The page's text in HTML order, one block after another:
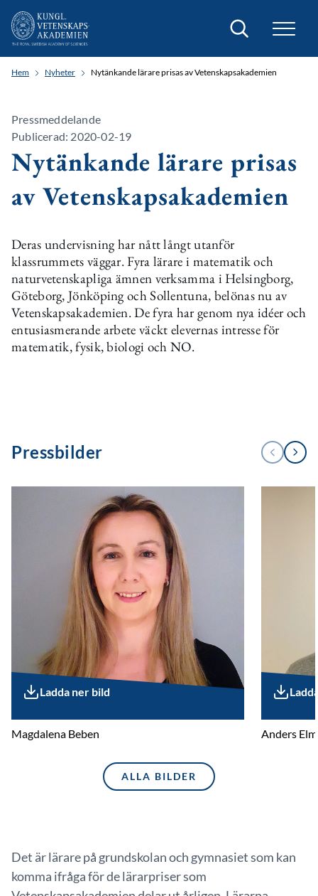
Sök
Hem Nyheter Nytänkande lärare prisas av Vetenskapsakademien
Pressmeddelande
Publicerad: 2020-02-19
Nytänkande lärare prisas
av Vetenskapsakademien
Deras undervisning har nått långt utanför
klassrummets väggar. Fyra lärare i matematik och
naturvetenskapliga ämnen verksamma i Helsingborg,
Göteborg, Jönköping och Sollentuna, belönas nu av
Vetenskapsakademien. De fyra har genom nya idéer och
entusiasmerande arbete väckt elevernas intresse för
matematik, fysik, biologi och NO.
Pressbilder Previous Next
Ladda ner bild
Magdalena Beben Anders Elm
ALLA BILDER
Det är lärare på grundskolan och gymnasiet som kan
komma ifråga för de lärarpriser som